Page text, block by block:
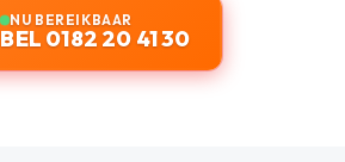
NU BEREIKBAAR
BEL 0182 20 41 30